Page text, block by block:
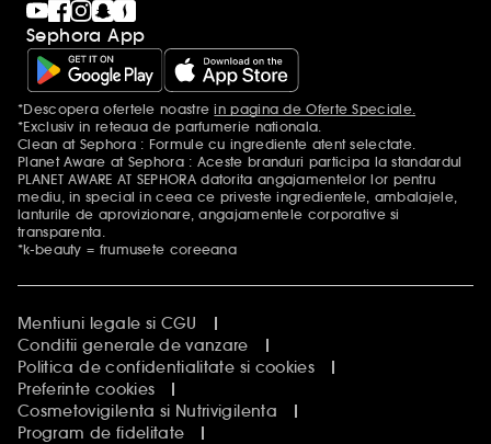
Sephora App
Mentiuni aditionale
*Descopera ofertele noastrein pagina de Oferte Speciale.
*Exclusiv in reteaua de parfumerie nationala.
Clean at Sephora : Formule cu ingrediente atent selectate.
Planet Aware at Sephora : Aceste branduri participa la standardul
PLANET AWARE AT SEPHORA datorita angajamentelor lor pentru
mediu, in special in ceea ce priveste ingredientele, ambalajele,
lanturile de aprovizionare, angajamentele corporative si
transparenta.
*k-beauty = frumusete coreeana
Mentiuni legale si CGU
Conditii generale de vanzare
Politica de confidentialitate si cookies
Preferinte cookies
Cosmetovigilenta si Nutrivigilenta
Program de fidelitate